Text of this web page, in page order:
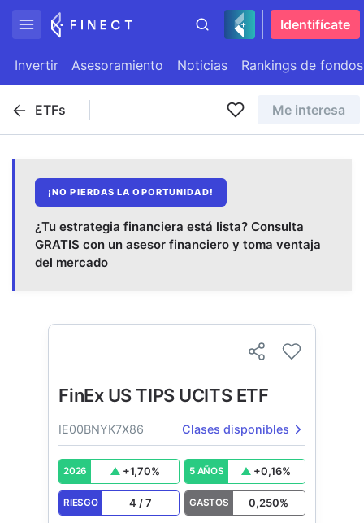
Identifícate
Invertir Asesoramiento Noticias Rankings de fondos
ETFs Me interesa
¡NO PIERDAS LA OPORTUNIDAD!
¿Tu estrategia financiera está lista? Consulta
GRATIS con un asesor financiero y toma ventaja
del mercado
FinEx US TIPS UCITS ETF
IE00BNYK7X86 Clases disponibles
2026 +1,70% 5 AÑOS +0,16%
RIESGO 4 /7 GASTOS 0,250%